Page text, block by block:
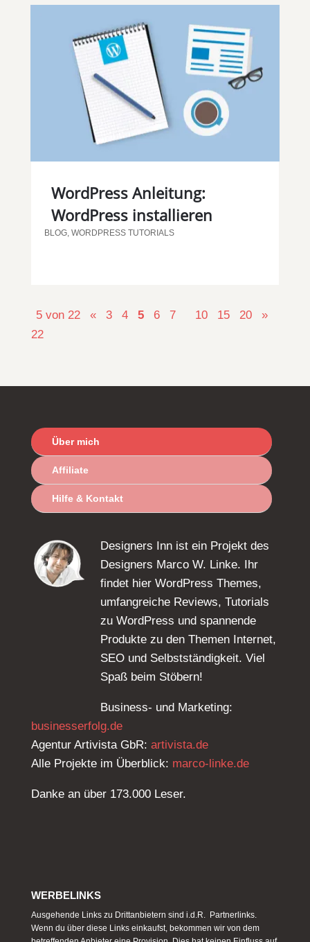
WordPress Anleitung:
WordPress installieren
BLOG, WORDPRESS TUTORIALS
5 von 22 « 3 4 5 6 7 10 15 20
»
22
Über mich
Affiliate
Hilfe & Kontakt
Designers Inn ist ein Projekt des
Designers Marco W. Linke. Ihr
findet hier WordPress Themes,
umfangreiche Reviews, Tutorials
zu WordPress und spannende
Produkte zu den Themen Internet,
SEO und Selbstständigkeit. Viel
Spaß beim Stöbern!
Business- und Marketing:
businesserfolg.de
Agentur Artivista GbR: artivista.de
Alle Projekte im Überblick: marco-linke.de
Danke an über 173.000 Leser.
WERBELINKS
Ausgehende Links zu Drittanbietern sind i.d.R. Partnerlinks.
Wenn du über diese Links einkaufst, bekommen wir von dem